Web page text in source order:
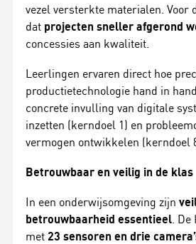
vezel versterkte materialen. Voor
dat projecten sneller afgerond
concessies aan kwaliteit.
Leerlingen ervaren direct hoe
productietechnologie hand in
concrete invulling van digitale
inzetten (kerndoel 1) en
vermogen ontwikkelen (kerndoel
Betrouwbaar en veilig in de klas
In een onderwijsomgeving zijn
betrouwbaarheid essentieel .
met 23 sensoren en drie